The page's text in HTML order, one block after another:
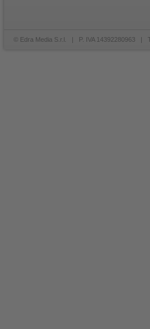
© Edra Media S.r.l. | P. IVA 14392280963 |